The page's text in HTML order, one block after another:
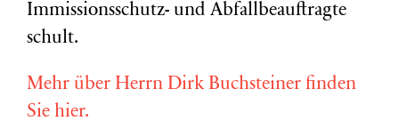
Immissionsschutz- und Abfallbeauftragte
schult.
Mehr über Herrn Dirk Buchsteiner finden
Sie hier.